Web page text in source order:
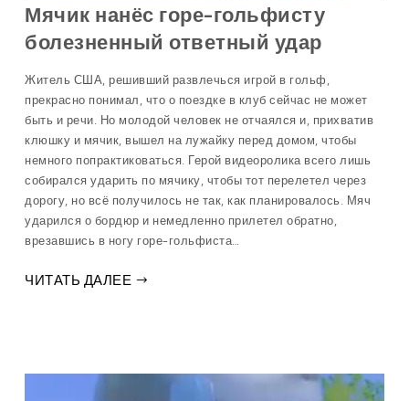
Мячик нанёс горе-гольфисту
болезненный ответный удар
Житель США, решивший развлечься игрой в гольф,
прекрасно понимал, что о поездке в клуб сейчас не может
быть и речи. Но молодой человек не отчаялся и, прихватив
клюшку и мячик, вышел на лужайку перед домом, чтобы
немного попрактиковаться. Герой видеоролика всего лишь
собирался ударить по мячику, чтобы тот перелетел через
дорогу, но всё получилось не так, как планировалось. Мяч
ударился о бордюр и немедленно прилетел обратно,
врезавшись в ногу горе-гольфиста…
ЧИТАТЬ ДАЛЕЕ